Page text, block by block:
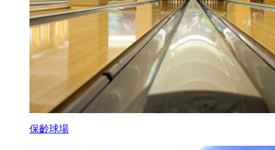
保齡球場